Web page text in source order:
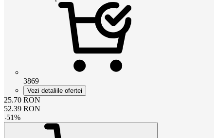
3869
Vezi detaliile ofertei
25.70 RON
52.39 RON
-51%